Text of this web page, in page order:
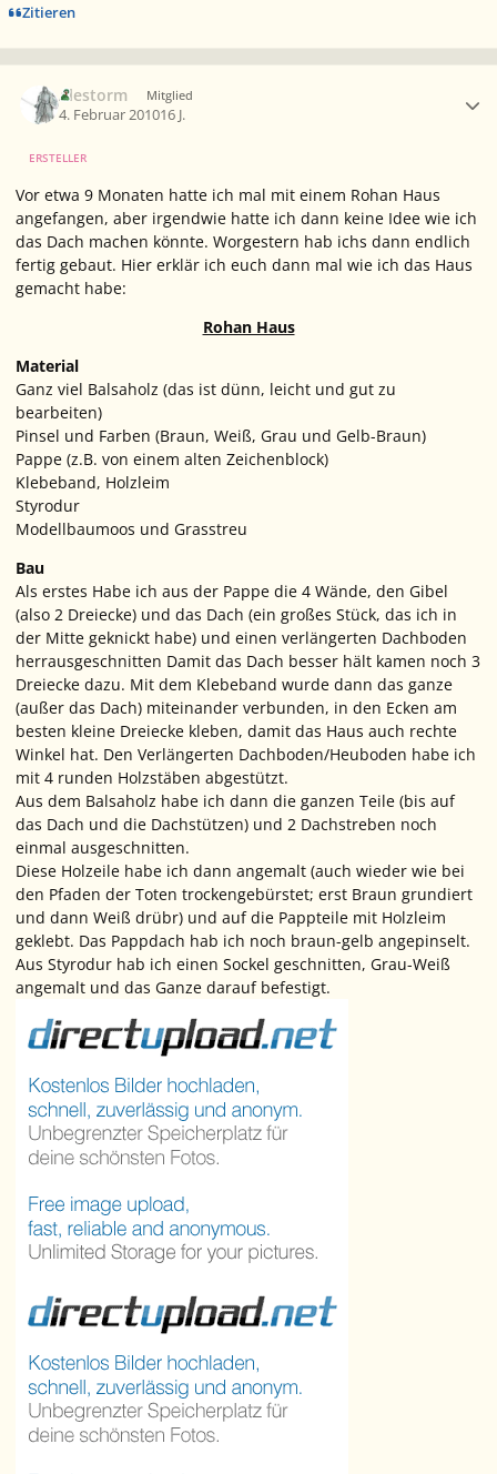
Zitieren
Alestorm Mitglied
4. Februar 201016 J.
ERSTELLER
Vor etwa 9 Monaten hatte ich mal mit einem Rohan Haus
angefangen, aber irgendwie hatte ich dann keine Idee wie ich
das Dach machen könnte. Worgestern hab ichs dann endlich
fertig gebaut. Hier erklär ich euch dann mal wie ich das Haus
gemacht habe:
Rohan Haus
Material
Ganz viel Balsaholz (das ist dünn, leicht und gut zu
bearbeiten)
Pinsel und Farben (Braun, Weiß, Grau und Gelb-Braun)
Pappe (z.B. von einem alten Zeichenblock)
Klebeband, Holzleim
Styrodur
Modellbaumoos und Grasstreu
Bau
Als erstes Habe ich aus der Pappe die 4 Wände, den Gibel
(also 2 Dreiecke) und das Dach (ein großes Stück, das ich in
der Mitte geknickt habe) und einen verlängerten Dachboden
herrausgeschnitten Damit das Dach besser hält kamen noch 3
Dreiecke dazu. Mit dem Klebeband wurde dann das ganze
(außer das Dach) miteinander verbunden, in den Ecken am
besten kleine Dreiecke kleben, damit das Haus auch rechte
Winkel hat. Den Verlängerten Dachboden/Heuboden habe ich
mit 4 runden Holzstäben abgestützt.
Aus dem Balsaholz habe ich dann die ganzen Teile (bis auf
das Dach und die Dachstützen) und 2 Dachstreben noch
einmal ausgeschnitten.
Diese Holzeile habe ich dann angemalt (auch wieder wie bei
den Pfaden der Toten trockengebürstet; erst Braun grundiert
und dann Weiß drübr) und auf die Pappteile mit Holzleim
geklebt. Das Pappdach hab ich noch braun-gelb angepinselt.
Aus Styrodur hab ich einen Sockel geschnitten, Grau-Weiß
angemalt und das Ganze darauf befestigt.